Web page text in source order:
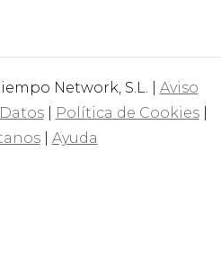
Network, S.L. | Aviso
| Política de Cookies|
| Ayuda